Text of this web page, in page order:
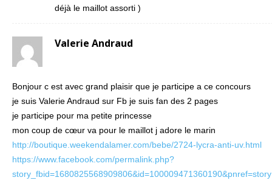
déjà le maillot assorti )
Valerie Andraud
Bonjour c est avec grand plaisir que je participe a ce concours
je suis Valerie Andraud sur Fb je suis fan des 2 pages
je participe pour ma petite princesse
mon coup de cœur va pour le maillot j adore le marin
http://boutique.weekendalamer.com/bebe/2724-lycra-anti-uv.html
https://www.facebook.com/permalink.php?
story_fbid=1680825568909806&id=100009471360190&pnref=story